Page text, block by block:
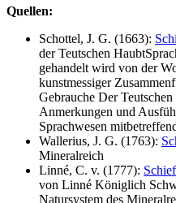
Quellen:
Schottel, J. G. (1663):
der Teutschen
gehandelt wird von der
kunstmessiger
Gebrauche Der
Anmerkungen und
Sprachwesen
Wallerius, J. G. (1763):
Mineralreich
Linné, C. v. (1777):
von Linné Königlich
Natursystem des